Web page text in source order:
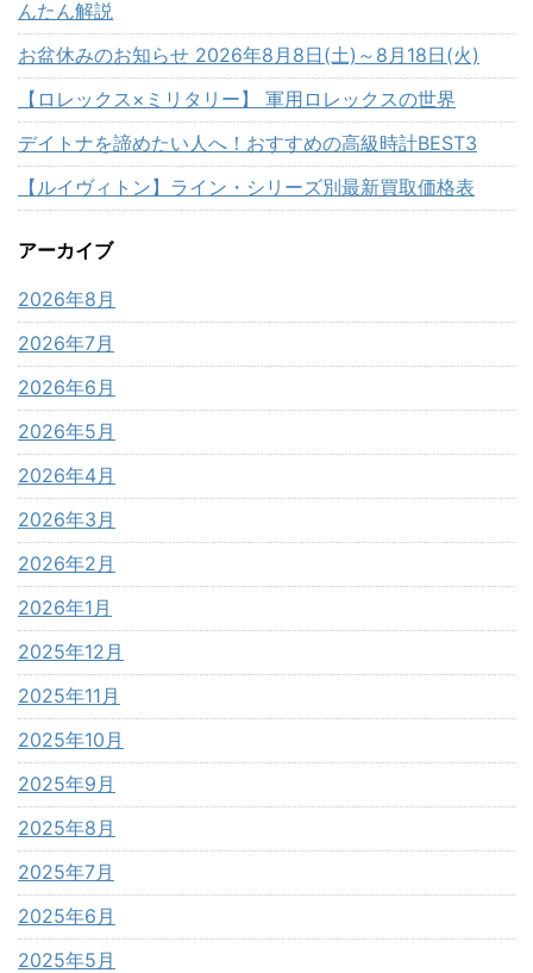
んたん解説
お盆休みのお知らせ 2026年8月8日(土)～8月18日(火)
【ロレックス×ミリタリー】 軍用ロレックスの世界
デイトナを諦めたい人へ！おすすめの高級時計BEST3
【ルイヴィトン】ライン・シリーズ別最新買取価格表
アーカイブ
2026年8月
2026年7月
2026年6月
2026年5月
2026年4月
2026年3月
2026年2月
2026年1月
2025年12月
2025年11月
2025年10月
2025年9月
2025年8月
2025年7月
2025年6月
2025年5月